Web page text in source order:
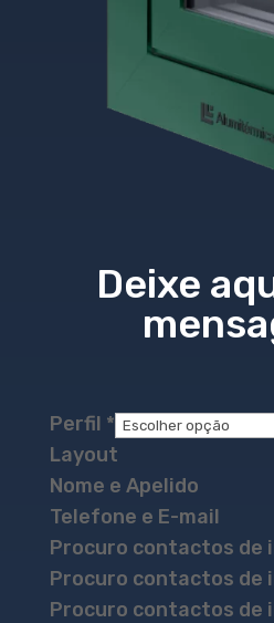
Deixe
Perfil *
Layout
Nome e Apelido
Telefone e E-mail
Procuro contactos de
Procuro contactos de
Procuro contactos de